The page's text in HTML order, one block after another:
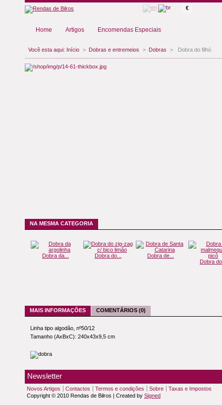
€
Home Artigos Encomendas Especiais
Você esta aqui: Início > Dobras e entremeios > Dobras > Dobra do filhó
NA MESMA CATEGORIA
Dobra da... Dobra do...
Dobra de...
Dobra
MAIS INFORMAÇÕES COMENTÁRIOS (0)
Linha tipo algodão, nº50/12
Tamanho (AxBxC): 240x43x9,5 cm
Newsletter
Novos Artigos Contactos Termos e condições Sobre
Taxas e Impostos
Copyright © 2010 Rendas de Bilros | Created by Signed